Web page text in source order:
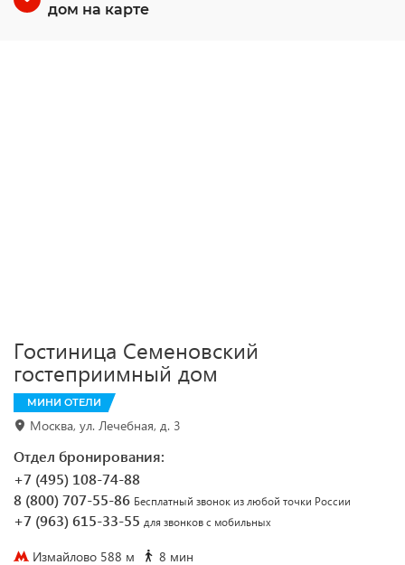
дом на карте
Гостиница Семеновский
гостеприимный дом
МИНИ ОТЕЛИ
Москва, ул. Лечебная, д. 3
Отдел бронирования:
+7 (495) 108-74-88
8 (800) 707-55-86 Бесплатный звонок из любой точки России
+7 (963) 615-33-55 для звонков с мобильных
Измайлово 588 м 8 мин